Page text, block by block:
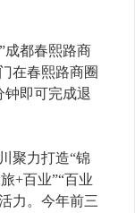
都春熙路商
在春熙路商圈
钟即可完成退
聚力打造“锦
+百业”“百业
力。今年前三